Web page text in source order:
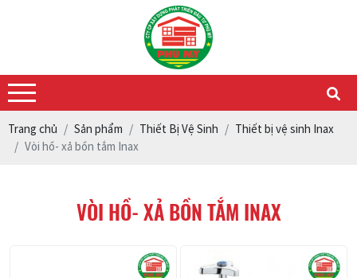
Trang chủ Sản phẩm Thiết Bị Vệ Sinh
Thiết bị vệ sinh Inax
Vòi hồ- xả bồn tắm Inax
VÒI HỒ- XẢ BỒN TẮM INAX